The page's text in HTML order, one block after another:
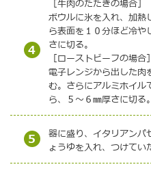
4
［牛肉のたたきの場合］
ボウルに氷を入れ、加熱
ら表面を１０分ほど冷
さに切る。
［ローストビーフの場合］
電子レンジから出した肉
む。さらにアルミホイル
ら、５～６㎜厚さに切る。
5
器に盛り、イタリアンパ
ょうゆを入れ、つけてい